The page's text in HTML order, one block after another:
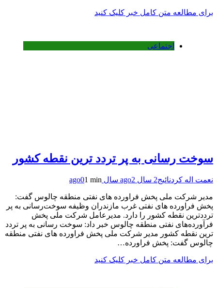
برای مطالعه متن کامل خبر کلیک کنید
اجتماعی
سوخت رسانی به پر تردد ترین نقطه کشور
نعمت اله کردنائیج2 سال ago 2 سال ago 01 min
مدیر شرکت ملی پخش فراورده های نفتی منطقه چالوس گفت:
پخش فراورده های نفتی غرب مازندران وظیفه سوخت‌رسانی به پر
ترددترین نقطه کشور را دارد. مدیرعامل شرکت ملی پخش
فرآورده‌های نفتی منطقه چالوس خبر داد: سوخت رسانی به پر تردد
ترین نقطه کشور مدیر شرکت ملی پخش فراورده های نفتی منطقه
چالوس گفت: پخش فراورده…
برای مطالعه متن کامل خبر کلیک کنید